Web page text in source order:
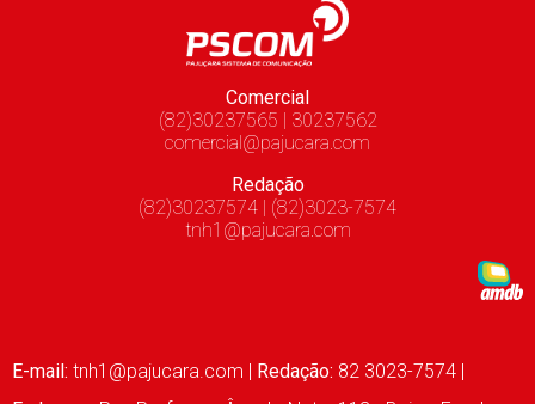
Comercial
(82)30237565 | 30237562
comercial@pajucara.com
Redação
(82)30237574 | (82)3023-7574
tnh1@pajucara.com
E-mail: tnh1@pajucara.com | Redação: 82 3023-7574 |